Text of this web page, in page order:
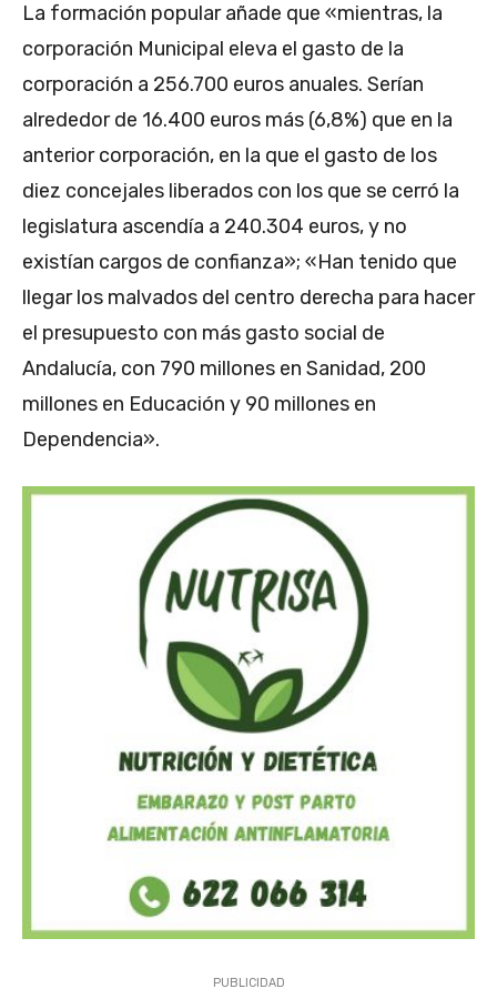
La formación popular añade que «mientras, la
corporación Municipal eleva el gasto de la
corporación a 256.700 euros anuales. Serían
alrededor de 16.400 euros más (6,8%) que en la
anterior corporación, en la que el gasto de los
diez concejales liberados con los que se cerró la
legislatura ascendía a 240.304 euros, y no
existían cargos de confianza»; «Han tenido que
llegar los malvados del centro derecha para hacer
el presupuesto con más gasto social de
Andalucía, con 790 millones en Sanidad, 200
millones en Educación y 90 millones en
Dependencia».
PUBLICIDAD